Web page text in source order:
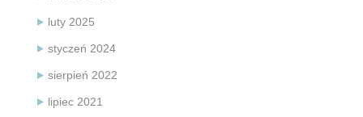
luty 2025
styczeń 2024
sierpień 2022
lipiec 2021